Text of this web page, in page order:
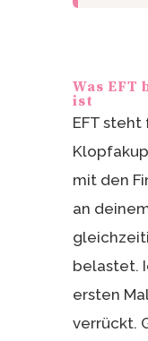
Was EFT
ist
EFT steht
mit den
an
belastet.
ersten
verrückt.